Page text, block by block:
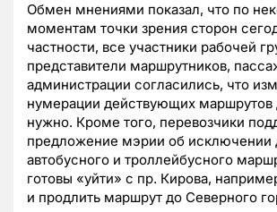
Обмен мнениями показал, что по
моментам точки зрения сторон
частности, все участники рабочей
представители маршрутников,
администрации согласились, что
нумерации действующих маршрутов
нужно. Кроме того, перевозчики
предложение мэрии об исключении
автобусного и троллейбусного
готовы «уйти» с пр. Кирова,
и продлить маршрут до Северного